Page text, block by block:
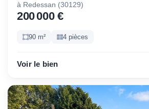
à Redessan (30129)
200 000 €
90 m² 4 pièces
Voir le bien